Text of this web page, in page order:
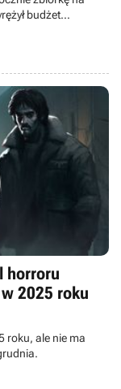
budżet
horroru
2025 roku
roku, ale nie ma